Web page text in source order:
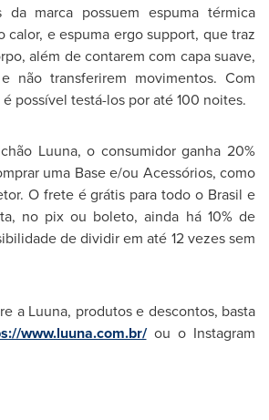
da marca possuem espuma térmica
calor, e espuma ergo support, que traz
além de contarem com capa suave,
não transferirem movimentos. Com
possível testá-los por até 100 noites.
Luuna, o consumidor ganha 20%
uma Base e/ou Acessórios, como
O frete é grátis para todo o Brasil e
no pix ou boleto, ainda há 10% de
de dividir em até 12 vezes sem
a Luuna, produtos e descontos, basta
www.luuna.com.br/ou o Instagram